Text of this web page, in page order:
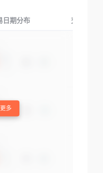
日期分布 交易产品
多